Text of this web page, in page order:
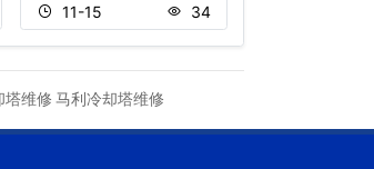
11-15 34
塔维修 马利冷却塔维修